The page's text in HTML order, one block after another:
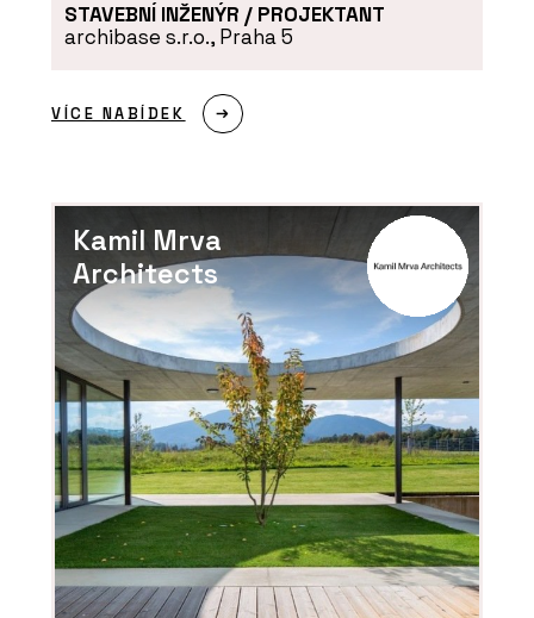
Ve stavebnictví chybí lidé
a technologie je
nenahradí. Ředitelé
ČLÁNKY
Nový dům na starém
místě. Rezidence U
Milosrdných přináší do
historického centra Prahy
soudobou eleganci
STAVEBNÍ INŽENÝR / PROJEKTANT
archibase s.r.o., Praha 5
VÍCE NABÍDEK
Kamil Mrva
Architects